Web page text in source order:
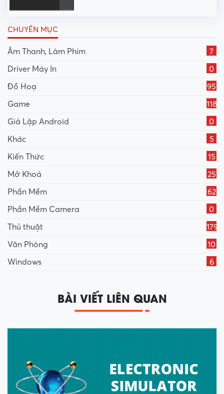
CHUYÊN MỤC
Âm Thanh, Làm Phim
7
Driver Máy In
0
Đồ Hoạ
95
Game
118
Giả Lập Android
0
Khác
5
Kiến Thức
15
Mở Khoá
25
Phần Mềm
62
Phần Mềm Camera
0
Thủ thuật
179
Văn Phòng
10
Windows
6
BÀI VIẾT LIÊN QUAN